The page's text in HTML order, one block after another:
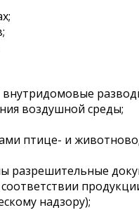
воздушной среды;
птице- и
разрешительные
соответствии
надзору);